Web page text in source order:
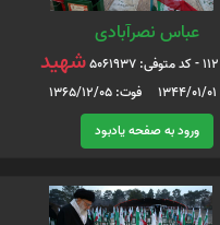
عباس نصرآبادی
شهید
ورود به صفحه یادبود